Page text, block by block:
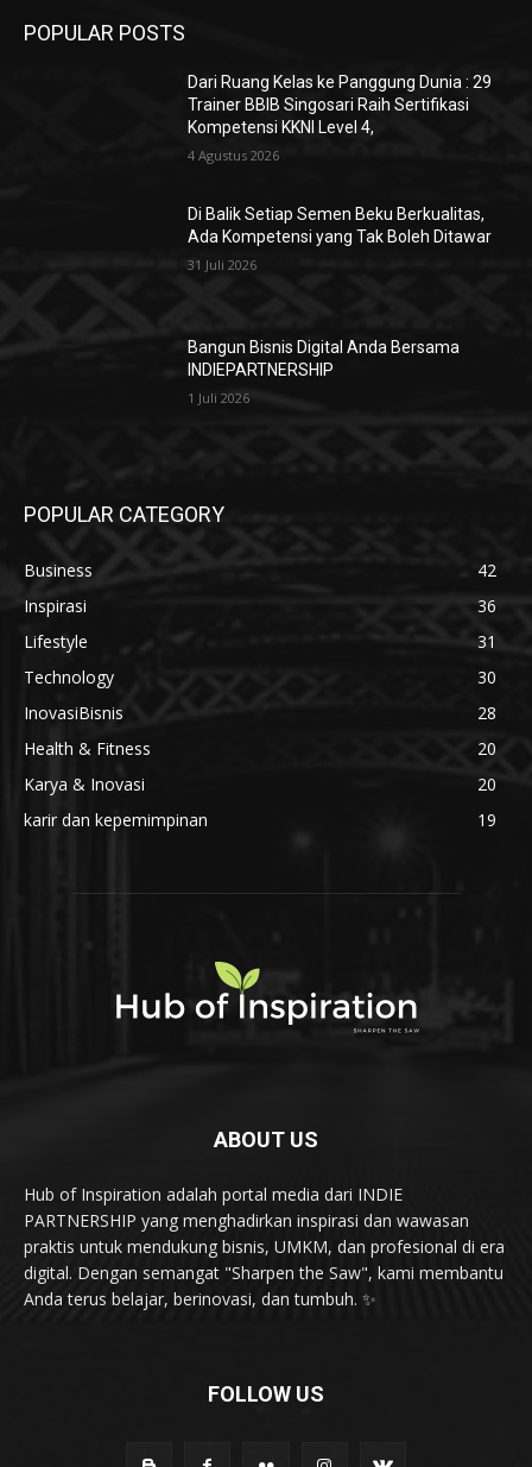
POPULAR POSTS
Dari Ruang Kelas ke Panggung Dunia : 29
Trainer BBIB Singosari Raih Sertifikasi
Kompetensi KKNI Level 4,
4 Agustus 2026
Di Balik Setiap Semen Beku Berkualitas,
Ada Kompetensi yang Tak Boleh Ditawar
31 Juli 2026
Bangun Bisnis Digital Anda Bersama
INDIEPARTNERSHIP
1 Juli 2026
POPULAR CATEGORY
Business
42
Inspirasi
36
Lifestyle
31
Technology
30
InovasiBisnis
28
Health & Fitness
20
Karya & Inovasi
20
karir dan kepemimpinan
19
ABOUT US
Hub of Inspiration adalah portal media dari INDIE
PARTNERSHIP yang menghadirkan inspirasi dan wawasan
praktis untuk mendukung bisnis, UMKM, dan profesional di era
digital. Dengan semangat "Sharpen the Saw", kami membantu
Anda terus belajar, berinovasi, dan tumbuh. ✨
FOLLOW US